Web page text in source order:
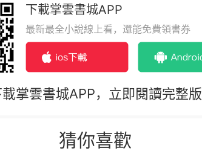
下載掌雲書城APP
最新最全小說線上看，還能免費領書券
載掌雲書城APP，立即閱讀完整版
猜你喜歡